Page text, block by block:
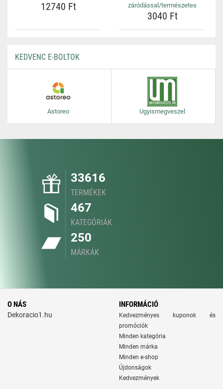
12740 Ft
záródással/természetes
3040 Ft
KEDVENC E-BOLTOK
Astoreo Ugyismegveszel
33616
TERMÉKEK
467
KATEGÓRIÁK
250
MÁRKÁK
O NÁS
Dekoracio1.hu
INFORMÁCIÓ
Kedvezményes kuponok és
promóciók
Minden kategória
Minden márka
Minden e-shop
Újdonságok
Kedvezmények